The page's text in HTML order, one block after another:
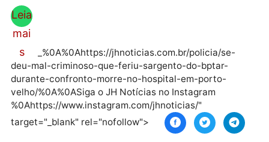
Por
quinta-feira, 24/07/2025 às 12:13
Leia
mai
s
_%0A%0Ahttps://jhnoticias.com.br/policia/se-
deu-mal-criminoso-que-feriu-sargento-do-bptar-
durante-confronto-morre-no-hospital-em-porto-